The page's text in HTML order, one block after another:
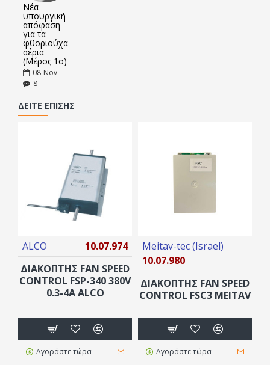
Νέα
υπουργική
απόφαση
για τα
φθοριούχα
αέρια
(Μέρος 1ο)
08 Nov
8
ΔΕΊΤΕ ΕΠΊΣΗΣ
ALCO
10.07.974
ΔΙΑΚΟΠΤΗΣ FAN SPEED
CONTROL FSP-340 380V
0.3-4A ALCO
Αγοράστε τώρα
Meitav-tec (Israel)
10.07.980
ΔΙΑΚΟΠΤΗΣ FAN SPEED
CONTROL FSC3 MEITAV
Αγοράστε τώρα